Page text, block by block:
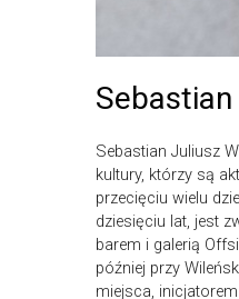
Sebastian Juliusz
kultury, którzy są
przecięciu wielu
dziesięciu lat, jest
barem i galerią
później przy
miejsca,